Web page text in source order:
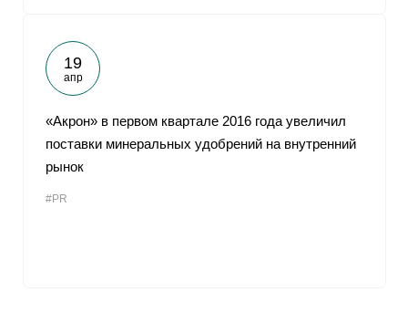
19
апр
«Акрон» в первом квартале 2016 года увеличил
поставки минеральных удобрений на внутренний
рынок
#PR